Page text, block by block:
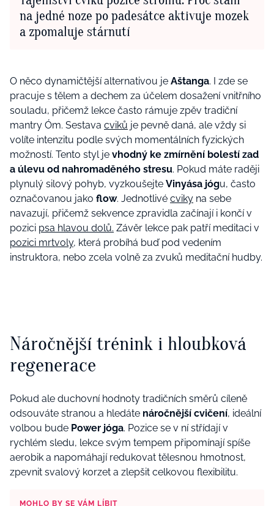
na jedné noze po padesátce aktivuje mozek
a zpomaluje stárnutí
O něco dynamičtější alternativou je Aštanga. I zde se
pracuje s tělem a dechem za účelem dosažení vnitřního
souladu, přičemž lekce často rámuje zpěv tradiční
mantry Óm. Sestava cviků je pevně daná, ale vždy si
volíte intenzitu podle svých momentálních fyzických
možností. Tento styl je vhodný ke zmírnění bolestí zad
a úlevu od nahromaděného stresu. Pokud máte raději
plynulý silový pohyb, vyzkoušejte Vinyása jógu, často
označovanou jako flow. Jednotlivé cviky na sebe
navazují, přičemž sekvence zpravidla začínají i končí v
pozici psa hlavou dolů. Závěr lekce pak patří meditaci v
pozici mrtvoly, která probíhá buď pod vedením
instruktora, nebo zcela volně za zvuků meditační hudby.
Náročnější trénink i hloubková
regenerace
Pokud ale duchovní hodnoty tradičních směrů cíleně
odsouváte stranou a hledáte náročnější cvičení, ideální
volbou bude Power jóga. Pozice se v ní střídají v
rychlém sledu, lekce svým tempem připomínají spíše
aerobik a napomáhají redukovat tělesnou hmotnost,
zpevnit svalový korzet a zlepšit celkovou flexibilitu.
MOHLO BY SE VÁM LÍBIT